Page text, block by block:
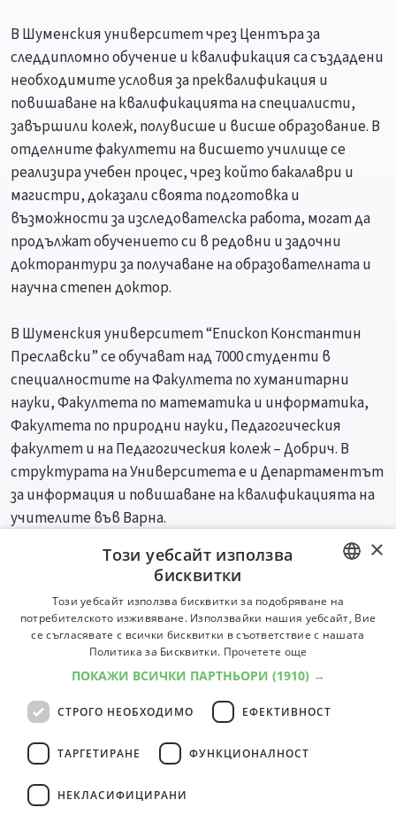
В Шуменския университет чрез Центъра за
следдипломно обучение и квалификация са създадени
необходимите условия за преквалификация и
повишаване на квалификацията на специалисти,
завършили колеж, полувисше и висше образование. В
отделните факултети на висшето училище се
реализира учебен процес, чрез който бакалаври и
магистри, доказали своята подготовка и
възможности за изследователска работа, могат да
продължат обучението си в редовни и задочни
докторантури за получаване на образователната и
научна степен доктор.
В Шуменския университет “Епископ Константин
Преславски” се обучават над 7000 студенти в
специалностите на Факултета по хуманитарни
науки, Факултета по математика и информатика,
Факултета по природни науки, Педагогическия
факултет и на Педагогическия колеж – Добрич. В
структурата на Университета е и Департаментът
за информация и повишаване на квалификацията на
учителите във Варна.
Специалности Професии
BULGARIAN
ENGLISH
×
Този уебсайт използва
бисквитки
Този уебсайт използва бисквитки за подобряване на
потребителското изживяване. Използвайки нашия уебсайт, Вие
се съгласявате с всички бисквитки в съответствие с нашата
Политика за Бисквитки. Прочетете още
ПОКАЖИ ВСИЧКИ ПАРТНЬОРИ (1910) →
СТРОГО НЕОБХОДИМО ЕФЕКТИВНОСТ
ТАРГЕТИРАНЕ ФУНКЦИОНАЛНОСТ
НЕКЛАСИФИЦИРАНИ